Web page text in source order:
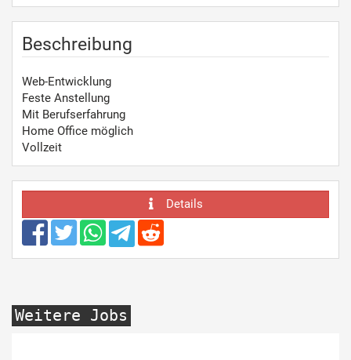
Beschreibung
Web-Entwicklung
Feste Anstellung
Mit Berufserfahrung
Home Office möglich
Vollzeit
Details
Weitere Jobs